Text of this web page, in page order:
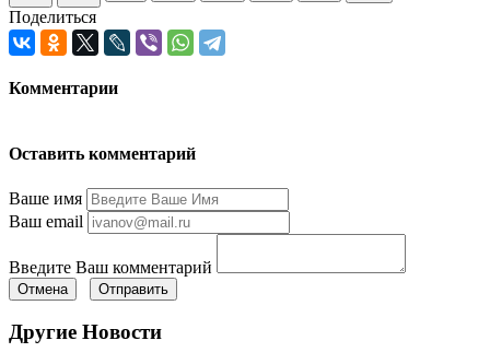
Поделиться
Комментарии
Оставить комментарий
Ваше имя
Ваш email
Введите Ваш комментарий
Отмена Отправить
Другие Новости